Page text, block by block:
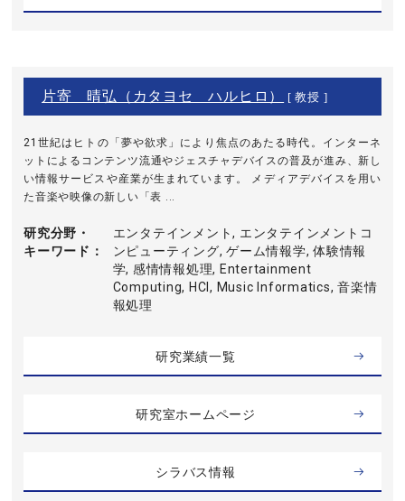
片寄 晴弘（カタヨセ ハルヒロ） [ 教授 ]
21世紀はヒトの「夢や欲求」により焦点のあたる時代。インターネ
ットによるコンテンツ流通やジェスチャデバイスの普及が進み、新し
い情報サービスや産業が生まれています。 メディアデバイスを用い
た音楽や映像の新しい「表 ...
研究分野・
キーワード
エンタテインメント, エンタテインメントコ
ンピューティング, ゲーム情報学, 体験情報
学, 感情情報処理, Entertainment
Computing, HCI, Music Informatics, 音楽情
報処理
研究業績一覧
研究室ホームページ
シラバス情報